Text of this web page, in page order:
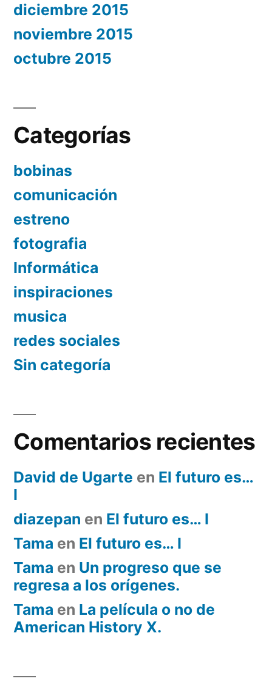
diciembre 2015
noviembre 2015
octubre 2015
Categorías
bobinas
comunicación
estreno
fotografia
Informática
inspiraciones
musica
redes sociales
Sin categoría
Comentarios recientes
David de Ugarte en El futuro es…
I
diazepan en El futuro es… I
Tama en El futuro es… I
Tama en Un progreso que se
regresa a los orígenes.
Tama en La película o no de
American History X.